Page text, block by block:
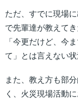
ただ、すでに現場
で先輩達が教えて
「今更だけど、今
て」とは言えない
また、教え方も部
く、火災現場活動